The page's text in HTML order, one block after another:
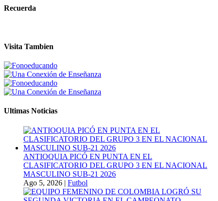
Recuerda
Visita Tambien
Ultimas Noticias
ANTIOQUIA PICÓ EN PUNTA EN EL
CLASIFICATORIO DEL GRUPO 3 EN EL NACIONAL
MASCULINO SUB-21 2026
Ago 5, 2026 | Futbol